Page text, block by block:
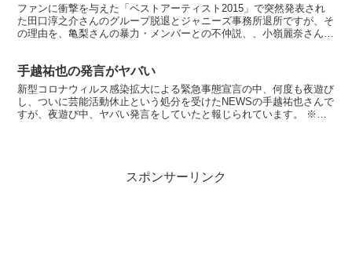
ファンに衝撃を与えた「ベストアーティスト2015」で突然発表され
た田口淳之介さんのグループ脱退とジャニーズ事務所退所ですが、そ
の理由を、亀梨さんの暴力・メンバーとの不仲説、、小嶺麗奈さんと
手越祐也の発言がヤバい
新型コロナウィルス感染拡大による緊急事態宣言の中、何度も夜遊び
し、ついに芸能活動休止という処分を受けたNEWSの手越祐也さんで
すが、夜遊び中、ヤバい発言をしていたと報じられています。 ※な
スポンサーリンク